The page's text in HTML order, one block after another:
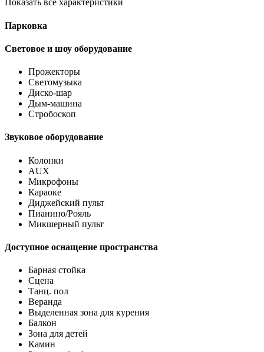
Показать все характеристики
Парковка
Световое и шоу оборудование
Прожекторы
Светомузыка
Диско-шар
Дым-машина
Стробоскоп
Звуковое оборудование
Колонки
AUX
Микрофоны
Караоке
Диджейский пульт
Пианино/Рояль
Микшерный пульт
Доступное оснащение пространства
Барная стойка
Сцена
Танц. пол
Веранда
Выделенная зона для курения
Балкон
Зона для детей
Камин